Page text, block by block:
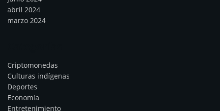
abril 2024
marzo 2024
Criptomonedas
Culturas indígenas
Deportes
Economía
Entretenimiento